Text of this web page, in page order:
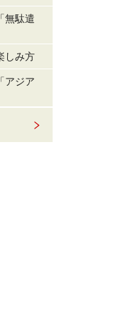
無駄遣
しみ方
アジア